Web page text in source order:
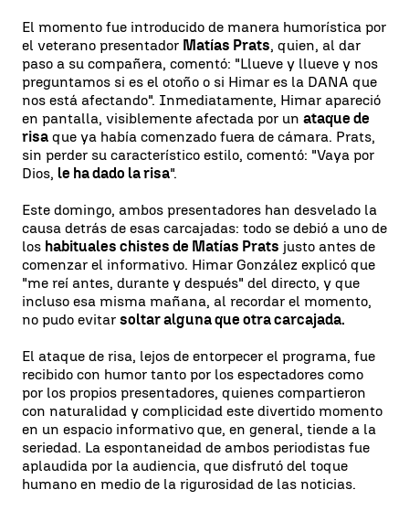
El momento fue introducido de manera humorística por
el veterano presentador Matías Prats, quien, al dar
paso a su compañera, comentó: "Llueve y llueve y nos
preguntamos si es el otoño o si Himar es la DANA que
nos está afectando". Inmediatamente, Himar apareció
en pantalla, visiblemente afectada por un ataque de
risa que ya había comenzado fuera de cámara. Prats,
sin perder su característico estilo, comentó: "Vaya por
Dios, le ha dado la risa".
Este domingo, ambos presentadores han desvelado la
causa detrás de esas carcajadas: todo se debió a uno de
los habituales chistes de Matías Prats justo antes de
comenzar el informativo. Himar González explicó que
"me reí antes, durante y después" del directo, y que
incluso esa misma mañana, al recordar el momento,
no pudo evitar soltar alguna que otra carcajada.
El ataque de risa, lejos de entorpecer el programa, fue
recibido con humor tanto por los espectadores como
por los propios presentadores, quienes compartieron
con naturalidad y complicidad este divertido momento
en un espacio informativo que, en general, tiende a la
seriedad. La espontaneidad de ambos periodistas fue
aplaudida por la audiencia, que disfrutó del toque
humano en medio de la rigurosidad de las noticias.